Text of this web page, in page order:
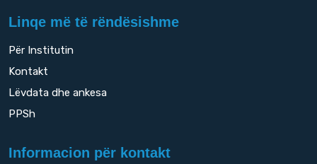
Linqe më të rëndësishme
Për Institutin
Kontakt
Lëvdata dhe ankesa
PPSh
Informacion për kontakt